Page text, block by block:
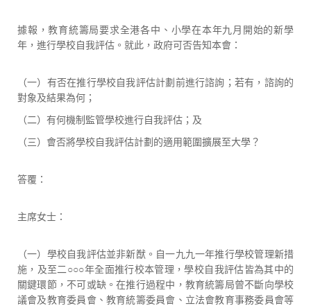
據報，教育統籌局要求全港各中、小學在本年九月開始的新學
年，進行學校自我評估。就此，政府可否告知本會：
（一）有否在推行學校自我評估計劃前進行諮詢；若有，諮詢的
對象及結果為何；
（二）有何機制監管學校進行自我評估；及
（三）會否將學校自我評估計劃的適用範圍擴展至大學？
答覆：
主席女士：
（一）學校自我評估並非新猷。自一九九一年推行學校管理新措
施，及至二○○○年全面推行校本管理，學校自我評估皆為其中的
關鍵環節，不可或缺。在推行過程中，教育統籌局曾不斷向學校
議會及教育委員會、教育統籌委員會、立法會教育事務委員會等